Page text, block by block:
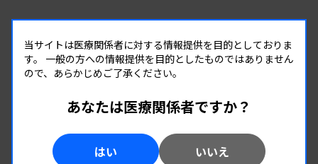
人気の記事
当サイトは医療関係者に対する情報提供を目的としておりま
す。 一般の方への情報提供を目的としたものではありません
ので、あらかじめご了承ください。
あなたは医療関係者ですか？
はい いいえ